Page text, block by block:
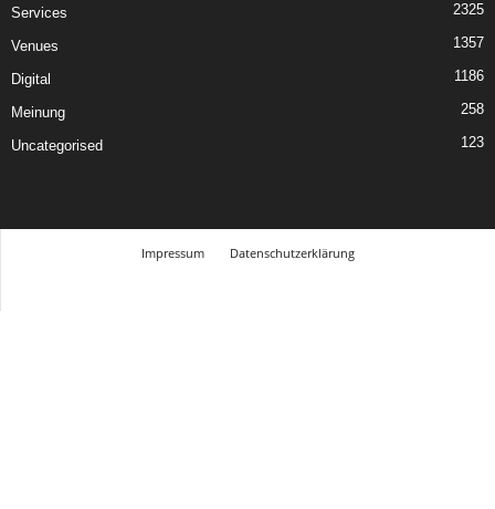
Services 2325
Venues 1357
Digital 1186
Meinung 258
Uncategorised 123
Impressum
Datenschutzerklärung